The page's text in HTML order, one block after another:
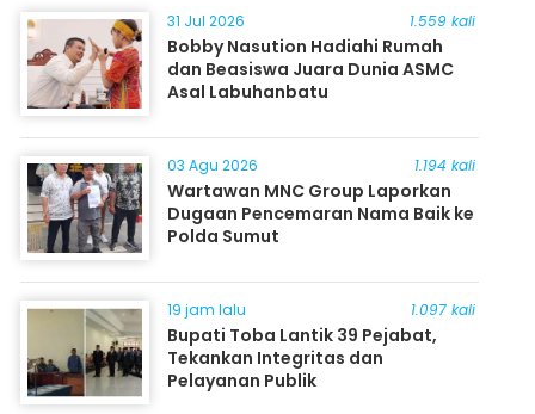
31 Jul 2026 1.559 kali
Bobby Nasution Hadiahi Rumah
dan Beasiswa Juara Dunia ASMC
Asal Labuhanbatu
03 Agu 2026 1.194 kali
Wartawan MNC Group Laporkan
Dugaan Pencemaran Nama Baik ke
Polda Sumut
19 jam lalu 1.097 kali
Bupati Toba Lantik 39 Pejabat,
Tekankan Integritas dan
Pelayanan Publik